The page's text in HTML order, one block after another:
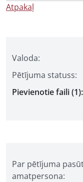
Valoda:
Pētījuma statuss:
Pievienotie faili (1):
Par pētījuma
amatpersona:
Atpakaļ